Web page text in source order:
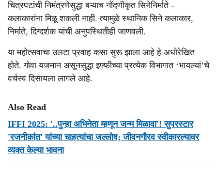
चित्रपटांची निमंत्रणेसुद्धा बऱ्याच नोंदणीकृत सिनेनिर्माते -
कलाकारांना मिळू शकली नाही. त्यामुळे स्थानिक सिने कलाकार,
निर्माते, दिग्दर्शक यांची अनुपस्थितीही जाणवली.
या महोत्सवाचा उलटा प्रवाह कसा सुरू झाला आहे हे अधोरेखित
होते. गोवा यजमान असूनसुद्धा इफ्फीच्या प्रत्येक विभागात ‘भायल्यां’चे
वर्चस्व दिसायला लागले आहे.
Also Read
IFFI 2025: '..पुन्हा अभिनेता म्हणून जन्म मिळावा'! सुपरस्टार
'रजनीकांत' यांच्या चाहत्यांचा जल्लोष; जीवनगौरव स्वीकारल्यावर
व्यक्त केल्या भावना